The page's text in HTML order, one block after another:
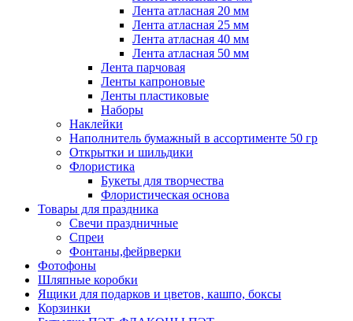
Лента атласная 20 мм
Лента атласная 25 мм
Лента атласная 40 мм
Лента атласная 50 мм
Лента парчовая
Ленты капроновые
Ленты пластиковые
Наборы
Наклейки
Наполнитель бумажный в ассортименте 50 гр
Открытки и шильдики
Флористика
Букеты для творчества
Флористическая основа
Товары для праздника
Свечи праздничные
Спреи
Фонтаны,фейрверки
Фотофоны
Шляпные коробки
Ящики для подарков и цветов, кашпо, боксы
Корзинки